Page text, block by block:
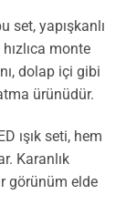
set, yapışkanlı
monte
dolap içi gibi
ürünüdür.
ışık seti, hem
Karanlık
görünüm elde